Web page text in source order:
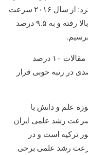
سطح جهان را قابل قبول خواند و بیان کرد: از سال ۲۰۱۶ سرعت
رشد علمی در علوم پزشکی به سرعت بالا رفته و به ۹.۵ درصد
دکتر پناهی همچنین گفت: ایران در میان مقالات ۱۰ درصد
علمی در جهان با رشد ۱۴ درصدی در رتبه خوبی قرار
علم و دانش با
رشد علمی ایران
ترکیه است و در
رشد علمی برخی